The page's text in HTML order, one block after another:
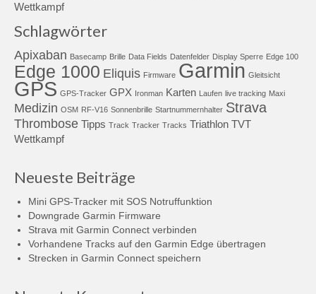
Wettkampf
Schlagwörter
Apixaban Basecamp Brille Data Fields Datenfelder Display Sperre Edge 100
Edge 1000 Eliquis Firmware Garmin Gleitsicht
GPS GPS-Tracker GPX Ironman Karten Laufen live tracking Maxi
Medizin OSM RF-V16 Sonnenbrille Startnummernhalter Strava
Thrombose Tipps Track Tracker Tracks Triathlon TVT
Wettkampf
Neueste Beiträge
Mini GPS-Tracker mit SOS Notruffunktion
Downgrade Garmin Firmware
Strava mit Garmin Connect verbinden
Vorhandene Tracks auf den Garmin Edge übertragen
Strecken in Garmin Connect speichern